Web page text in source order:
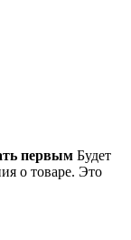
первым Будет
о товаре. Это